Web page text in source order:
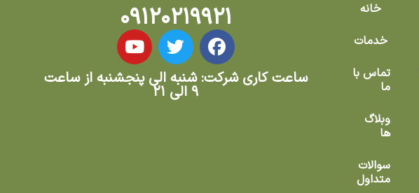
خانه
خدمات
تماس با
ما
وبلاگ
ها
سوالات
متداول
۰۹۱۲۰۲۱۹۹۲۱
ساعت کاری شرکت: شنبه الی پنجشنبه از ساعت
۹ الی ۲۱